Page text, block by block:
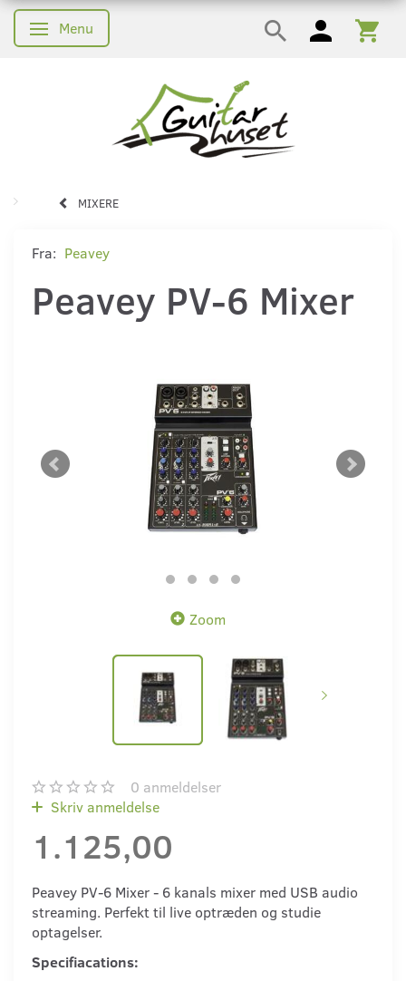
Skifte navigation
Menu
MIXERE
Fra: Peavey
Peavey PV-6 Mixer
Zoom
0 anmeldelser
Skriv anmeldelse
1.125,00
Peavey PV-6 Mixer - 6 kanals mixer med USB audio
streaming. Perfekt til live optræden og studie
optagelser.
Specifiacations: